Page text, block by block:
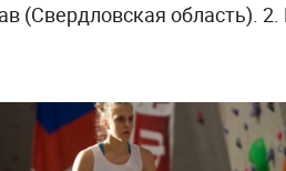
(Свердловская область).